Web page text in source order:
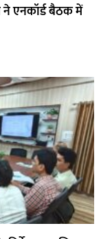
एनकॉर्ड बैठक में